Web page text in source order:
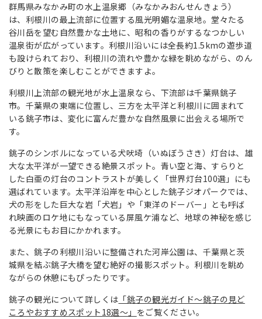
群馬県みなかみ町の水上温泉郷（みなかみおんせんきょう）
は、利根川の最上流部に位置する風光明媚な温泉地。堂々たる
谷川岳を望む自然豊かな土地に、昭和の香りがするなつかしい
温泉街が広がっています。利根川沿いには全長約1.5kmの遊歩道
も設けられており、利根川の流れや豊かな緑を眺めながら、のん
びりと散策を楽しむことができますよ。
利根川上流部の観光地が水上温泉なら、下流部は千葉県銚子
市。千葉県の東端に位置し、三方を太平洋と利根川に囲まれて
いる銚子市は、変化に富んだ豊かな自然風景に出会える場所で
す。
銚子のシンボルになっている犬吠埼（いぬぼうさき）灯台は、雄
大な太平洋が一望できる絶景スポット。青い空と海、すらりと
した白亜の灯台のコントラストが美しく「世界灯台100選」にも
選ばれています。太平洋沿岸を中心とした銚子ジオパークでは、
犬の形をした巨大な岩「犬岩」や「東洋のドーバー」とも呼ば
れ映画のロケ地にもなっている屏風ケ浦など、地球の神秘を感じ
る光景にもお目にかかれます。
また、銚子の利根川沿いに整備された河岸公園は、千葉県と茨
城県を結ぶ銚子大橋を望む絶好の撮影スポット。利根川を眺め
ながらの休憩にもぴったりです。
銚子の観光について詳しくは 「銚子の観光ガイド～銚子の見ど
ころやおすすめスポット18選～」 をご覧ください。